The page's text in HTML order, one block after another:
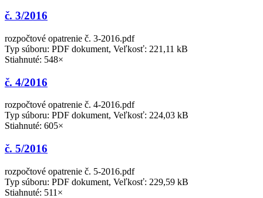
č. 3/2016
rozpočtové opatrenie č. 3-2016.pdf
Typ súboru: PDF dokument, Veľkosť: 221,11 kB
Stiahnuté: 548×
č. 4/2016
rozpočtové opatrenie č. 4-2016.pdf
Typ súboru: PDF dokument, Veľkosť: 224,03 kB
Stiahnuté: 605×
č. 5/2016
rozpočtové opatrenie č. 5-2016.pdf
Typ súboru: PDF dokument, Veľkosť: 229,59 kB
Stiahnuté: 511×